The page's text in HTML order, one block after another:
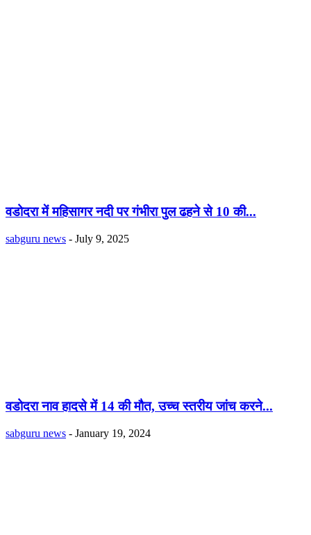
वडोदरा में महिसागर नदी पर गंभीरा पुल ढहने से 10 की...
sabguru news - July 9, 2025
वडोदरा नाव हादसे में 14 की मौत, उच्च स्तरीय जांच करने...
sabguru news - January 19, 2024